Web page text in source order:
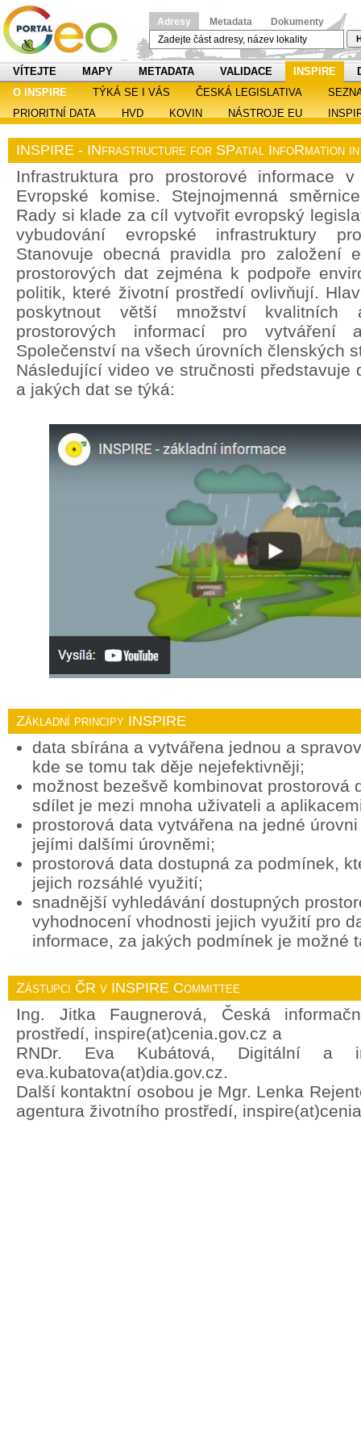
Adresy Metadata Dokumenty
VÍTEJTE MAPY METADATA VALIDACE INSPIRE
O INSPIRE
TÝKÁ SE I VÁS ČESKÁ LEGISLATIVA
PRIORITNÍ DATA
HVD KOVIN NÁSTROJE EU
INSPIRE - INfrastructure for SPatial InfoRmation
Infrastruktura pro prostorové informace
Evropské komise. Stejnojmenná
Rady si klade za cíl vytvořit evropský
vybudování evropské infrastruktury
Stanovuje obecná pravidla pro založení
prostorových dat zejména k podpoře
politik, které životní prostředí ovlivňují.
poskytnout větší množství kvalitních
prostorových informací pro vytváření
Společenství na všech úrovních členských
Následující video ve stručnosti představuje
a jakých dat se týká:
Základní principy INSPIRE
data sbírána a vytvářena jednou a
kde se tomu tak děje nejefektivněji;
možnost bezešvě kombinovat prostorová
sdílet je mezi mnoha uživateli a
prostorová data vytvářena na jedné
jejími dalšími úrovněmi;
prostorová data dostupná za podmínek,
jejich rozsáhlé využití;
snadnější vyhledávání dostupných
vyhodnocení vhodnosti jejich využití pro
informace, za jakých podmínek je možné
Zástupci ČR v INSPIRE Committee
Ing. Jitka Faugnerová, Česká
prostředí, inspire(at)cenia.gov.cz a
RNDr. Eva Kubátová, Digitální a
eva.kubatova(at)dia.gov.cz.
Další kontaktní osobou je Mgr. Lenka
agentura životního prostředí,